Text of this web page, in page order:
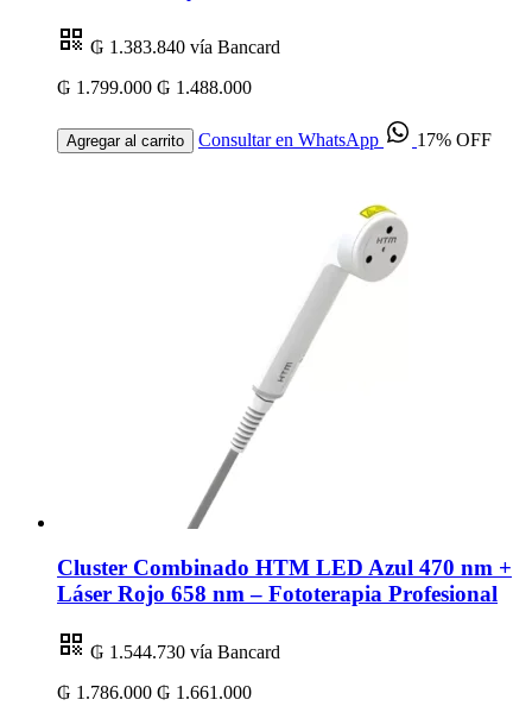
₲ 1.383.840 vía Bancard
₲ 1.799.000 ₲ 1.488.000
Agregar al carrito Consultar en WhatsApp 17% OFF
Cluster Combinado HTM LED Azul 470 nm +
Láser Rojo 658 nm – Fototerapia Profesional
₲ 1.544.730 vía Bancard
₲ 1.786.000 ₲ 1.661.000